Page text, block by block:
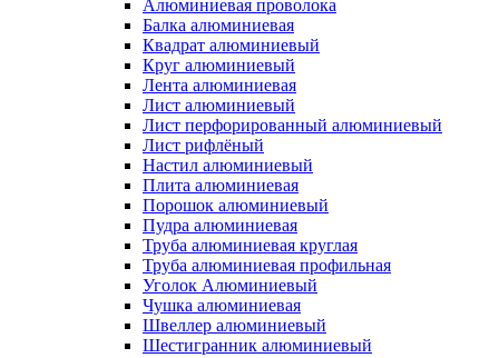
Алюминиевая проволока
Балка алюминиевая
Квадрат алюминиевый
Круг алюминиевый
Лента алюминиевая
Лист алюминиевый
Лист перфорированный алюминиевый
Лист рифлёный
Настил алюминиевый
Плита алюминиевая
Порошок алюминиевый
Пудра алюминиевая
Труба алюминиевая круглая
Труба алюминиевая профильная
Уголок Алюминиевый
Чушка алюминиевая
Швеллер алюминиевый
Шестигранник алюминиевый